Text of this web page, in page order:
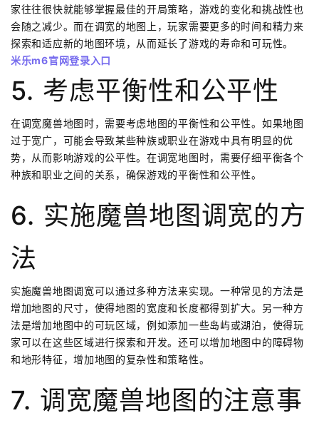
家往往很快就能够掌握最佳的开局策略，游戏的变化和挑战性也
会随之减少。而在调宽的地图上，玩家需要更多的时间和精力来
探索和适应新的地图环境，从而延长了游戏的寿命和可玩性。
米乐m6官网登录入口
5. 考虑平衡性和公平性
在调宽魔兽地图时，需要考虑地图的平衡性和公平性。如果地图
过于宽广，可能会导致某些种族或职业在游戏中具有明显的优
势，从而影响游戏的公平性。在调宽地图时，需要仔细平衡各个
种族和职业之间的关系，确保游戏的平衡性和公平性。
6. 实施魔兽地图调宽的方
法
实施魔兽地图调宽可以通过多种方法来实现。一种常见的方法是
增加地图的尺寸，使得地图的宽度和长度都得到扩大。另一种方
法是增加地图中的可玩区域，例如添加一些岛屿或湖泊，使得玩
家可以在这些区域进行探索和开发。还可以增加地图中的障碍物
和地形特征，增加地图的复杂性和策略性。
7. 调宽魔兽地图的注意事